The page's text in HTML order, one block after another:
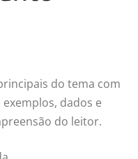
do tema com
dados e
do leitor.